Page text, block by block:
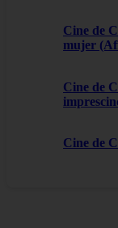
Cine de
mujer
Cine de
Cine de